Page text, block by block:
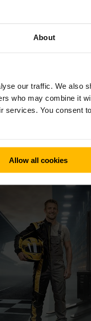
About
our traffic. We also
who may combine it
services. You consent
Allow all cookies